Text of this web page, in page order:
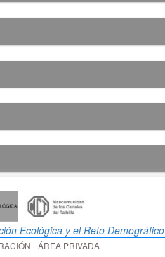
Ecológica y el Reto Demográfico
ÁREA PRIVADA